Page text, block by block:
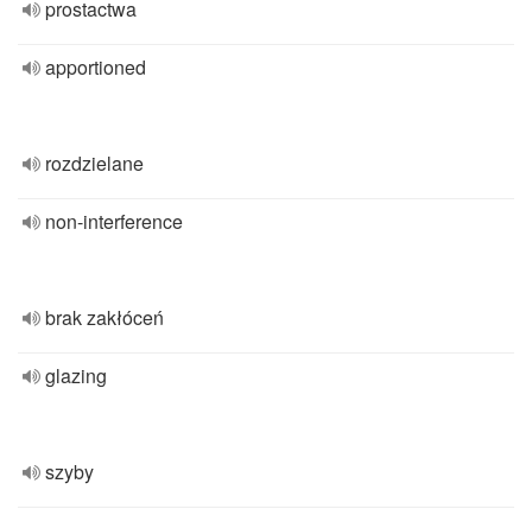
prostactwa
apportioned
rozdzielane
non-interference
brak zakłóceń
glazing
szyby